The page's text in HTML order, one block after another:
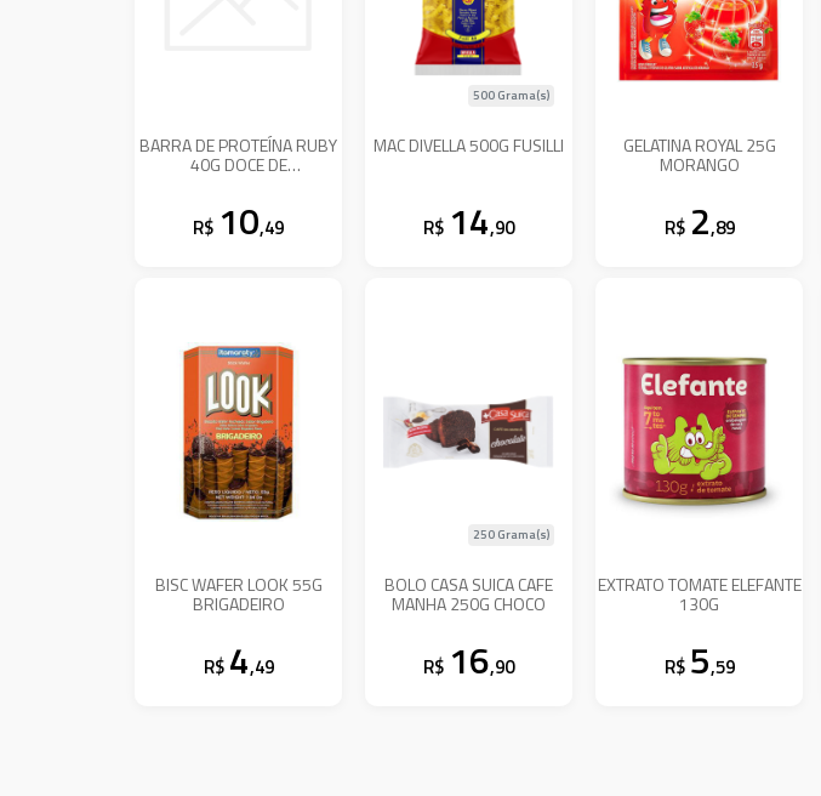
BARRA DE PROTEÍNA RUBY
40G DOCE DE
R$ 10,49
MAC DIVELLA 500G FUSILLI
500 Grama(s)
R$ 14,90
GELATINA ROYAL 25G
MORANGO
R$ 2,89
BISC WAFER LOOK 55G
BRIGADEIRO
R$ 4,49
BOLO CASA SUICA CAFE
MANHA 250G CHOCO
250 Grama(s)
R$ 16,90
EXTRATO TOMATE ELEFANTE
130G
R$ 5,59